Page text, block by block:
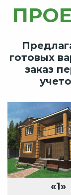
готовых
заказ
«1»